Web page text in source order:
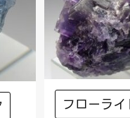
フローラ